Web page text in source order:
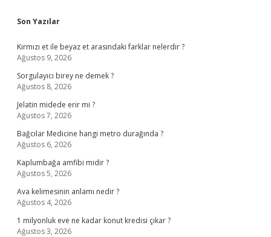
Sidebar
Son Yazılar
Kırmızı et ile beyaz et arasındaki farklar nelerdir ?
Ağustos 9, 2026
Sorgulayıcı birey ne demek ?
Ağustos 8, 2026
Jelatin midede erir mi ?
Ağustos 7, 2026
Bağcılar Medicine hangi metro durağında ?
Ağustos 6, 2026
Kaplumbağa amfibi midir ?
Ağustos 5, 2026
Ava kelimesinin anlamı nedir ?
Ağustos 4, 2026
1 milyonluk eve ne kadar konut kredisi çıkar ?
Ağustos 3, 2026